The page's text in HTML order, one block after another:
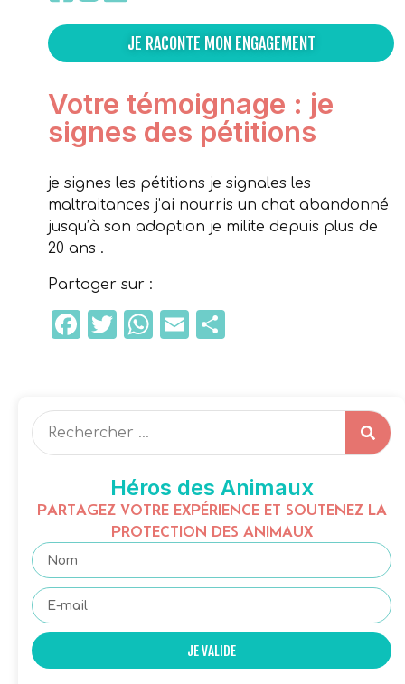
JE RACONTE MON ENGAGEMENT
Votre témoignage : je
signes des pétitions
je signes les pétitions je signales les
maltraitances j’ai nourris un chat abandonné
jusqu’à son adoption je milite depuis plus de
20 ans .
Partager sur :
Facebook
Twitter
WhatsApp
Email
Héros des Animaux
PARTAGEZ VOTRE EXPÉRIENCE ET SOUTENEZ LA
PROTECTION DES ANIMAUX
JE VALIDE